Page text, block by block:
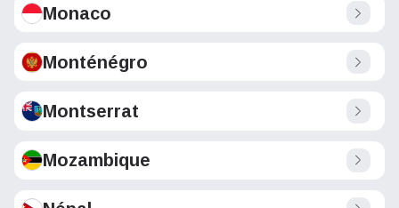
Monaco
Monténégro
Montserrat
Mozambique